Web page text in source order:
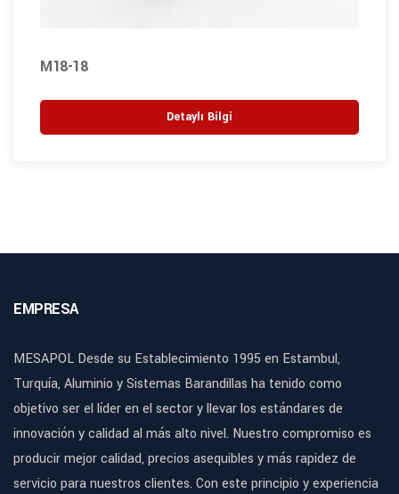
M18-18
Detaylı Bilgi
EMPRESA
MESAPOL Desde su Establecimiento 1995 en Estambul,
Turquía, Aluminio y Sistemas Barandillas ha tenido como
objetivo ser el líder en el sector y llevar los estándares de
innovación y calidad al más alto nivel. Nuestro compromiso es
producir mejor calidad, precios asequibles y más rapidez de
servicio para nuestros clientes. Con este principio y experiencia